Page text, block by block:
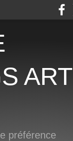
ART
préférence